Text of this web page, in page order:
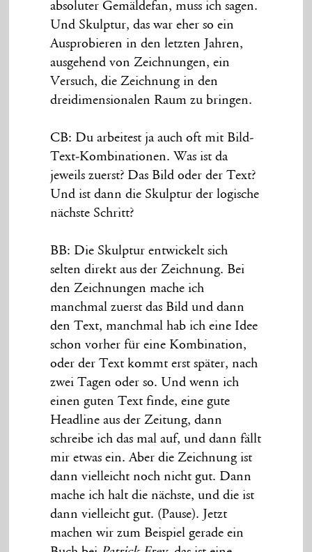
absoluter Gemäldefan, muss ich sagen.
Und Skulptur, das war eher so ein
Ausprobieren in den letzten Jahren,
ausgehend von Zeichnungen, ein
Versuch, die Zeichnung in den
dreidimensionalen Raum zu bringen.
CB: Du arbeitest ja auch oft mit Bild-
Text-Kombinationen. Was ist da
jeweils zuerst? Das Bild oder der Text?
Und ist dann die Skulptur der logische
nächste Schritt?
BB: Die Skulptur entwickelt sich
selten direkt aus der Zeichnung. Bei
den Zeichnungen mache ich
manchmal zuerst das Bild und dann
den Text, manchmal hab ich eine Idee
schon vorher für eine Kombination,
oder der Text kommt erst später, nach
zwei Tagen oder so. Und wenn ich
einen guten Text finde, eine gute
Headline aus der Zeitung, dann
schreibe ich das mal auf, und dann fällt
mir etwas ein. Aber die Zeichnung ist
dann vielleicht noch nicht gut. Dann
mache ich halt die nächste, und die ist
dann vielleicht gut. (Pause). Jetzt
machen wir zum Beispiel gerade ein